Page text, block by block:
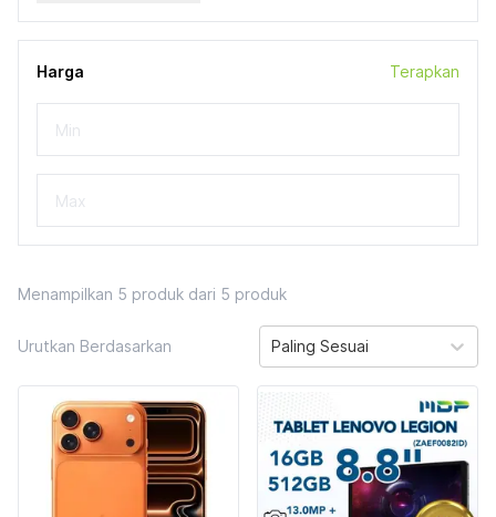
Harga Terapkan
Menampilkan 5 produk dari 5 produk
Urutkan Berdasarkan Paling Sesuai